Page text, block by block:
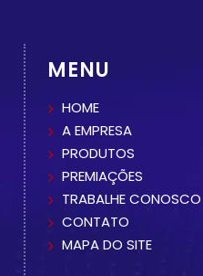
MENU
HOME
A EMPRESA
PRODUTOS
PREMIAÇÕES
TRABALHE CONOSCO
CONTATO
MAPA DO SITE